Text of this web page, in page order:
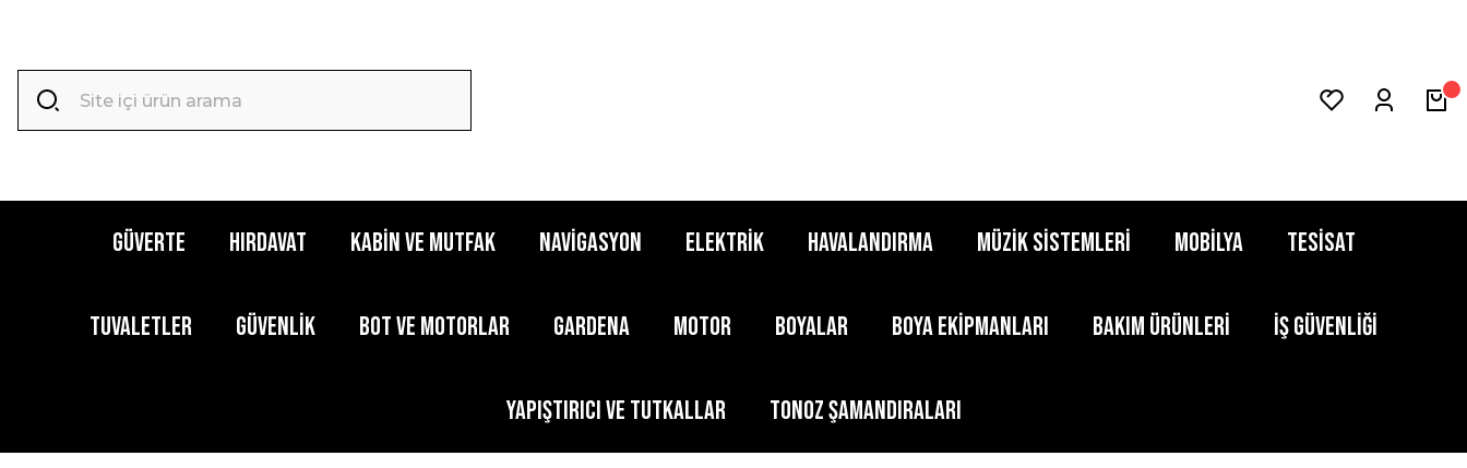
GÜVERTE HIRDAVAT KABİN ve MUTFAK NAVİGASYON ELEKTRİK HAVALANDIRMA MÜZİK SİSTEMLERİ MOBİLYA TESİSAT
TUVALETLER GÜVENLİK BOT ve MOTORLAR GARDENA MOTOR BOYALAR BOYA EKİPMANLARI BAKIM ÜRÜNLERİ İŞ GÜVENLİĞİ
YAPIŞTIRICI ve TUTKALLAR TONOZ ŞAMANDIRALARI